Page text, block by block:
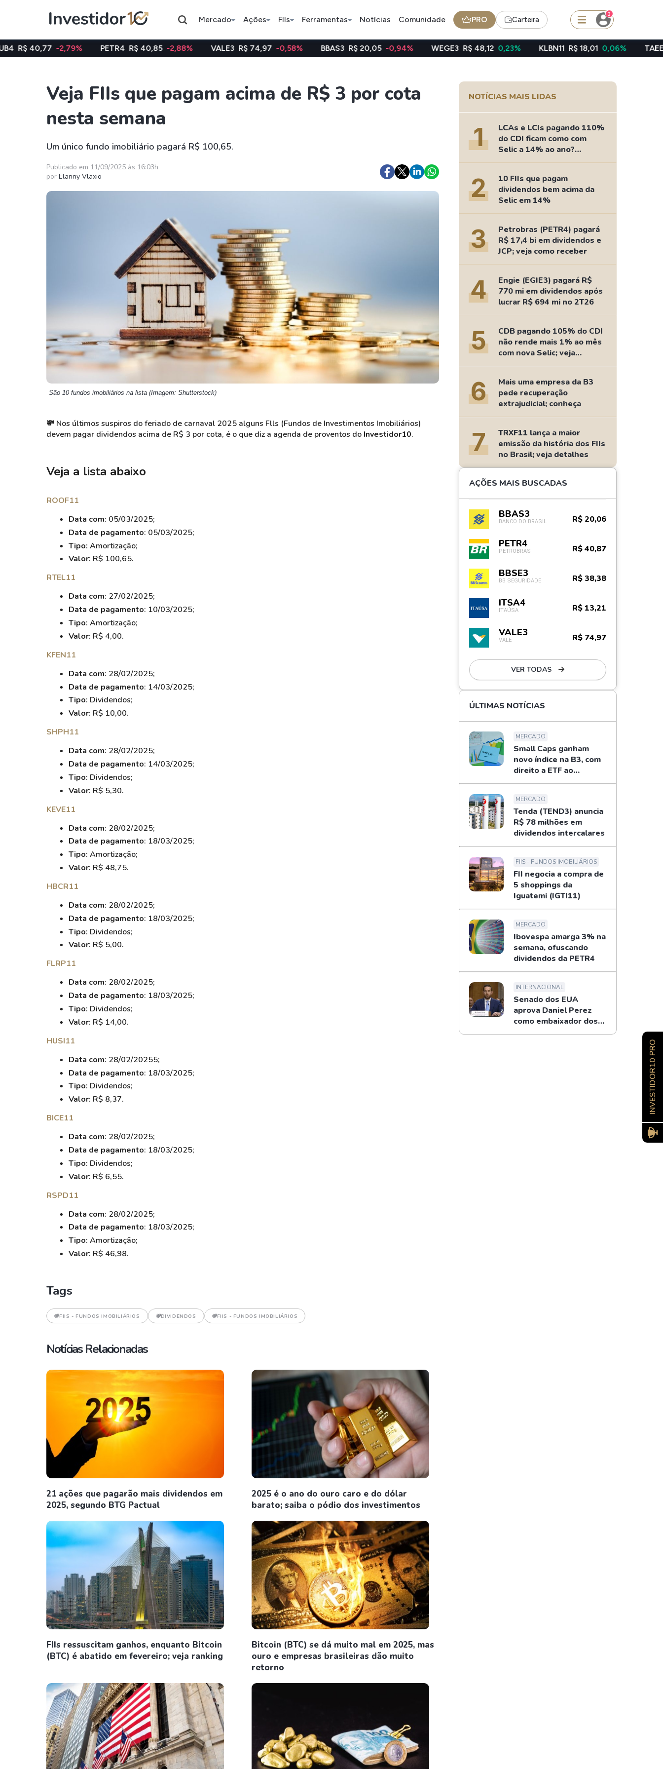
Mercado Ações FIIs Ferramentas Notícias Comunidade PRO Carteira
3
Assuntos do momento
Índice
Ibovespa
Ação
Petrobras Dividendos
Taesa
Itausa
RECR11
XPLG11
KNRI11
KNCR11
Ver todos
IVVB11
GOLD11
XINA11
Ver todos
Apple
Criptomoedas
Bitcoin
Ethereum
Ideias
Agenda de Dividendos
Radar do Dividendo Inteligente
As Ações Mais Buscadas
Guia do Iniciante
-2,79% PETR4 R$ 40,85 -2,88% VALE3 R$ 74,97 -0,58% BBAS3 R$ 20,05 -0,94% WEGE3 R$ 48,12 0,23% KLBN11 R$ 18,01 0,06% TAEE11 R$ 39,49
Veja FIIs que pagam acima de R$ 3 por cota
nesta semana
Um único fundo imobiliário pagará R$ 100,65.
Publicado em 11/09/2025 às 16:03h
por Elanny Vlaxio
São 10 fundos imobiliários na lista (Imagem: Shutterstock)
💸 Nos últimos suspiros do feriado de carnaval 2025 alguns Flls (Fundos de Investimentos Imobiliários)
devem pagar dividendos acima de R$ 3 por cota, é o que diz a agenda de proventos do Investidor10.
Veja a lista abaixo
ROOF11
Data com: 05/03/2025;
Data de pagamento: 05/03/2025;
Tipo: Amortização;
Valor: R$ 100,65.
RTEL11
Data com: 27/02/2025;
Data de pagamento: 10/03/2025;
Tipo: Amortização;
Valor: R$ 4,00.
KFEN11
Data com: 28/02/2025;
Data de pagamento: 14/03/2025;
Tipo: Dividendos;
Valor: R$ 10,00.
SHPH11
Data com: 28/02/2025;
Data de pagamento: 14/03/2025;
Tipo: Dividendos;
Valor: R$ 5,30.
KEVE11
Data com: 28/02/2025;
Data de pagamento: 18/03/2025;
Tipo: Amortização;
Valor: R$ 48,75.
HBCR11
Data com: 28/02/2025;
Data de pagamento: 18/03/2025;
Tipo: Dividendos;
Valor: R$ 5,00.
FLRP11
Data com: 28/02/2025;
Data de pagamento: 18/03/2025;
Tipo: Dividendos;
Valor: R$ 14,00.
HUSI11
Data com: 28/02/20255;
Data de pagamento: 18/03/2025;
Tipo: Dividendos;
Valor: R$ 8,37.
BICE11
Data com: 28/02/2025;
Data de pagamento: 18/03/2025;
Tipo: Dividendos;
Valor: R$ 6,55.
RSPD11
Data com: 28/02/2025;
Data de pagamento: 18/03/2025;
Tipo: Amortização;
Valor: R$ 46,98.
Tags
FIIS - FUNDOS IMOBILIÁRIOS DIVIDENDOS FIIS - FUNDOS IMOBILIÁRIOS
Notícias Relacionadas
21 ações que pagarão mais dividendos em
2025, segundo BTG Pactual
2025 é o ano do ouro caro e do dólar
barato; saiba o pódio dos investimentos
FIIs ressuscitam ganhos, enquanto Bitcoin
(BTC) é abatido em fevereiro; veja ranking
Bitcoin (BTC) se dá muito mal em 2025, mas
ouro e empresas brasileiras dão muito
retorno
NOTÍCIAS MAIS LIDAS
1
LCAs e LCIs pagando 110%
do CDI ficam como com
Selic a 14% ao ano?
Fizemos as contas
2
10 FIIs que pagam
dividendos bem acima da
Selic em 14%
3
Petrobras (PETR4) pagará
R$ 17,4 bi em dividendos e
JCP; veja como receber
4
Engie (EGIE3) pagará R$
770 mi em dividendos após
lucrar R$ 694 mi no 2T26
5
CDB pagando 105% do CDI
não rende mais 1% ao mês
com nova Selic; veja
retorno
6
Mais uma empresa da B3
pede recuperação
extrajudicial; conheça
7
TRXF11 lança a maior
emissão da história dos FIIs
no Brasil; veja detalhes
AÇÕES MAIS BUSCADAS
BBAS3
BANCO DO BRASIL R$ 20,06
PETR4
PETROBRAS R$ 40,87
BBSE3
BB SEGURIDADE R$ 38,38
ITSA4
ITAÚSA R$ 13,21
VALE3
VALE R$ 74,97
VER TODAS
ÚLTIMAS NOTÍCIAS
MERCADO
Small Caps ganham
novo índice na B3, com
direito a ETF ao
investidor
MERCADO
Tenda (TEND3) anuncia
R$ 78 milhões em
dividendos intercalares
FIIS - FUNDOS IMOBILIÁRIOS
FII negocia a compra de
5 shoppings da
Iguatemi (IGTI11)
MERCADO
Ibovespa amarga 3% na
semana, ofuscando
dividendos da PETR4
INTERNACIONAL
Senado dos EUA
aprova Daniel Perez
como embaixador dos
EUA no Brasil
INVESTIDOR10 PRO